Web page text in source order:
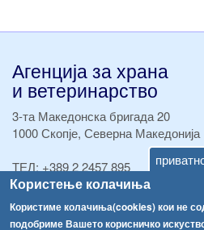
Користење колачиња
Користиме колачиња(cookies) кои не
подобриме Вашето корисничко
Агенција за храна
и ветеринарство
3-та Македонска бригада 20
1000 Скопје, Северна Македонија
ТЕЛ:+389 2 2457 895
ТЕЛ:+389 2 2457 873
Факс:+389 2 2457 893
Факс:+389 2 2457 871